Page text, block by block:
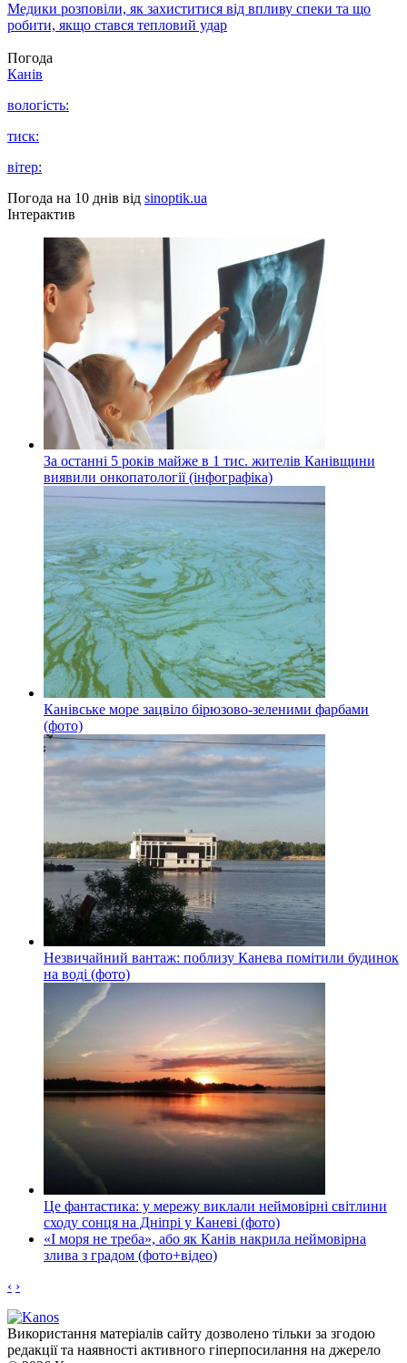
Медики розповіли, як захиститися від впливу спеки та що
робити, якщо стався тепловий удар
Погода
Канів
вологість:
тиск:
вітер:
Погода на 10 днів від sinoptik.ua
Інтерактив
За останні 5 років майже в 1 тис. жителів Канівщини
виявили онкопатології (інфографіка)
Канівське море зацвіло бірюзово-зеленими фарбами
(фото)
Незвичайний вантаж: поблизу Канева помітили будинок
на воді (фото)
Це фантастика: у мережу виклали неймовірні світлини
сходу сонця на Дніпрі у Каневі (фото)
«І моря не треба», або як Канів накрила неймовірна
злива з градом (фото+відео)
‹ ›
Використання матеріалів сайту дозволено тільки за згодою
редакції та наявності активного гіперпосилання на джерело